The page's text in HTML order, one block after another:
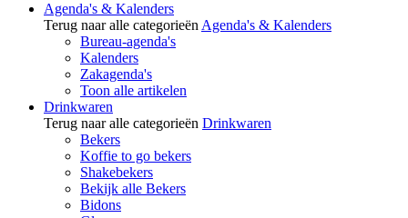
Agenda's & Kalenders
Terug naar alle categorieën Agenda's & Kalenders
Bureau-agenda's
Kalenders
Zakagenda's
Toon alle artikelen
Drinkwaren
Terug naar alle categorieën Drinkwaren
Bekers
Koffie to go bekers
Shakebekers
Bekijk alle Bekers
Bidons